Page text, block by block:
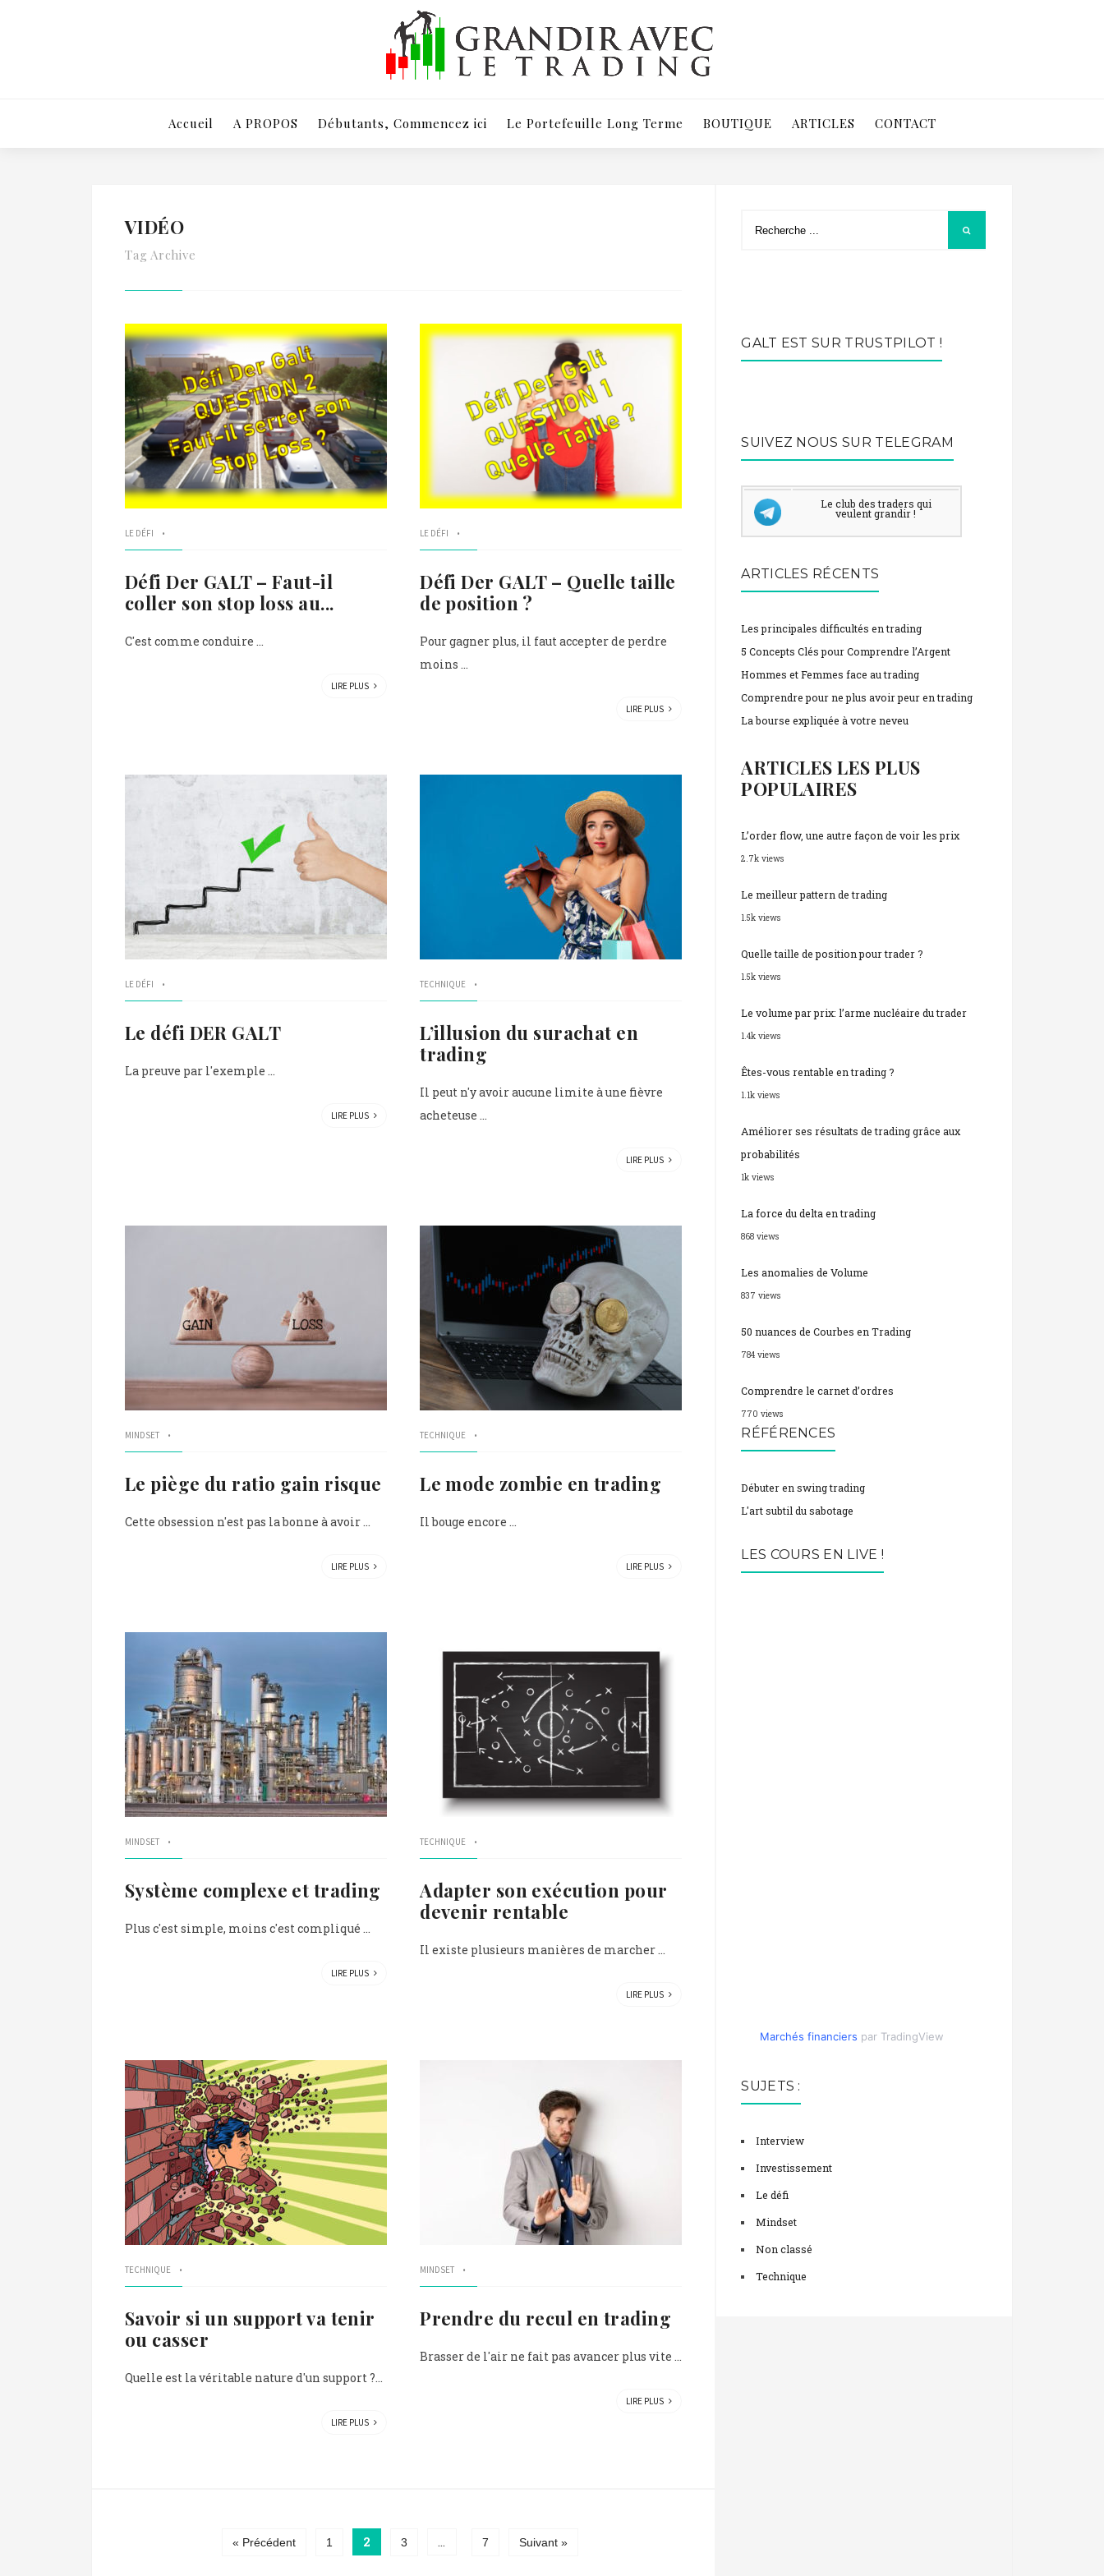
Apprenons ensemble à trader en respectant nos émotions
Accueil A PROPOS Débutants, Commencez ici Le Portefeuille Long Terme BOUTIQUE ARTICLES CONTACT
VIDÉO
Tag Archive
LE DÉFI
Défi Der GALT – Faut-il
coller son stop loss au...
C'est comme conduire ...
LIRE PLUS
LE DÉFI
Défi Der GALT – Quelle taille
de position ?
Pour gagner plus, il faut accepter de perdre
moins ...
LIRE PLUS
LE DÉFI
Le défi DER GALT
La preuve par l'exemple ...
LIRE PLUS
TECHNIQUE
L’illusion du surachat en
trading
Il peut n'y avoir aucune limite à une fièvre
acheteuse ...
LIRE PLUS
MINDSET
Le piège du ratio gain risque
Cette obsession n'est pas la bonne à avoir ...
LIRE PLUS
TECHNIQUE
Le mode zombie en trading
Il bouge encore ...
LIRE PLUS
MINDSET
Système complexe et trading
Plus c'est simple, moins c'est compliqué ...
LIRE PLUS
TECHNIQUE
Adapter son exécution pour
devenir rentable
Il existe plusieurs manières de marcher ...
LIRE PLUS
TECHNIQUE
Savoir si un support va tenir
ou casser
Quelle est la véritable nature d'un support ?...
LIRE PLUS
MINDSET
Prendre du recul en trading
Brasser de l'air ne fait pas avancer plus vite ...
LIRE PLUS
« Précédent 1 2 3 … 7 Suivant »
GALT EST SUR TRUSTPILOT !
SUIVEZ NOUS SUR TELEGRAM
Le club des traders qui
veulent grandir !
ARTICLES RÉCENTS
Les principales difficultés en trading
5 Concepts Clés pour Comprendre l’Argent
Hommes et Femmes face au trading
Comprendre pour ne plus avoir peur en trading
La bourse expliquée à votre neveu
ARTICLES LES PLUS
POPULAIRES
L’order flow, une autre façon de voir les prix
2.7k views
Le meilleur pattern de trading
1.5k views
Quelle taille de position pour trader ?
1.5k views
Le volume par prix: l’arme nucléaire du trader
1.4k views
Êtes-vous rentable en trading ?
1.1k views
Améliorer ses résultats de trading grâce aux
probabilités
1k views
La force du delta en trading
868 views
Les anomalies de Volume
837 views
50 nuances de Courbes en Trading
784 views
Comprendre le carnet d’ordres
770 views
RÉFÉRENCES
Débuter en swing trading
L'art subtil du sabotage
LES COURS EN LIVE !
Marchés financiers par TradingView
SUJETS :
Interview
Investissement
Le défi
Mindset
Non classé
Technique